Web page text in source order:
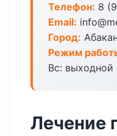
Телефон: 8
Email:
Город: Абакан
Режим
Вс: выходной
Лечение